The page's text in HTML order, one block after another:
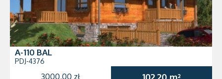
A-110 BAL
PDJ-4376
3000,00 zł